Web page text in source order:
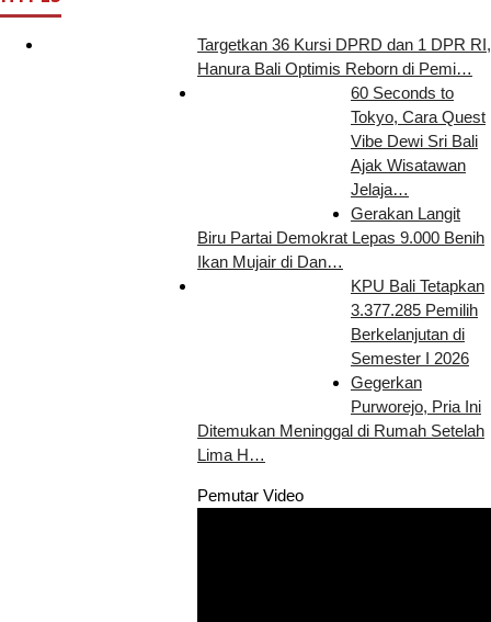
Targetkan 36 Kursi DPRD dan 1 DPR RI,
Hanura Bali Optimis Reborn di Pemi…
60 Seconds to
Tokyo, Cara Quest
Vibe Dewi Sri Bali
Ajak Wisatawan
Jelaja…
Gerakan Langit
Biru Partai Demokrat Lepas 9.000 Benih
Ikan Mujair di Dan…
KPU Bali Tetapkan
3.377.285 Pemilih
Berkelanjutan di
Semester I 2026
Gegerkan
Purworejo, Pria Ini
Ditemukan Meninggal di Rumah Setelah
Lima H…
Pemutar Video